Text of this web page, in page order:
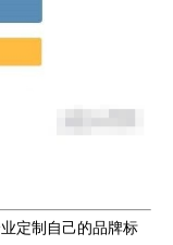
定制自己的品牌标